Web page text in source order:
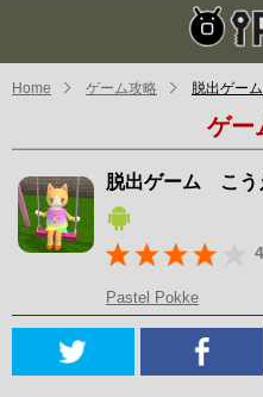
Home ゲーム攻略 脱出ゲー
ゲー
脱出ゲーム こう
Pastel Pokke